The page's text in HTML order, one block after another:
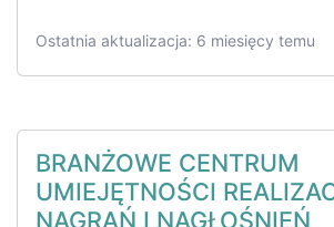
Ostatnia aktualizacja: 6 miesięcy temu
BRANŻOWE CENTRUM
UMIEJĘTNOŚCI
NAGRAŃ I NAGŁOŚNIEŃ